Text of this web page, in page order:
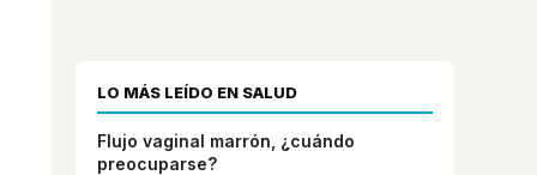
LO MÁS LEÍDO EN SALUD
Flujo vaginal marrón, ¿cuándo
preocuparse?